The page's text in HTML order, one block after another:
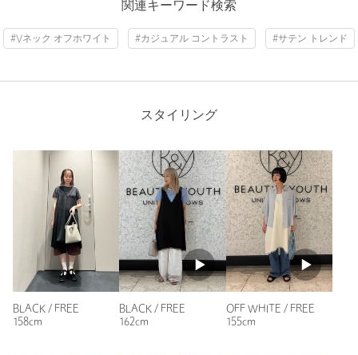
購入サイズ：FREE
｜
購入カラー：BLACK
体のラインを拾わずパンツスタイルに合わせられてお気に入り
女性
40代前半
身長：160cm
普段の着用サイズ：
XL～
4人が参考になったと回答
参考になった
関連キーワード検索
#Vネック オフホワイト #カジュアル コントラスト #サテン トレンド
スタイリング
BLACK / FREE
158cm
BLACK / FREE
162cm
OFF WHITE / FREE
155cm